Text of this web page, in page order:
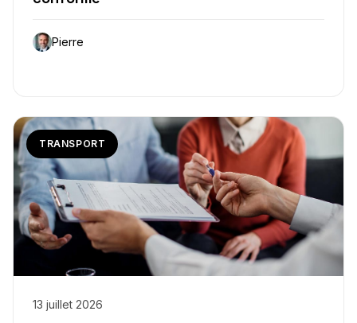
Pierre
TRANSPORT
13 juillet 2026